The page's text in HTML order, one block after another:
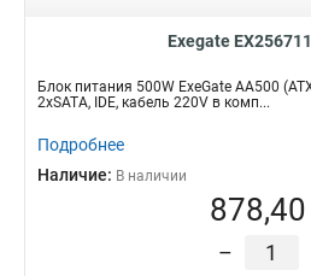
Exegate
Блок питания 500W ExeGate AA500
2xSATA, IDE, кабель 220V в комп...
Подробнее
Наличие: В наличии
–